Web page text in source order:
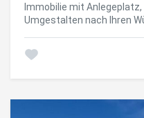
Immobilie mit Anlegeplatz,
Umgestalten nach Ihren
Badezimmer, einen hellen
ausreichend Platz für den
und/oder einer